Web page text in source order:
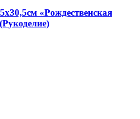
«Рождественская